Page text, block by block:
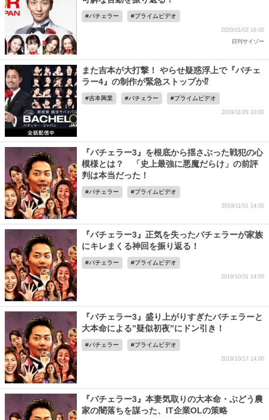
バチェラー プライムビデオ
2020/01/03 16:00
日刊サイゾー
また吉本が大打撃！ やらせ疑惑浮上で『バチェ
ラー4』の制作が緊急ストップか⁉
吉本興業 バチェラー プライムビデオ
2019/11/29 10:00
『バチェラー3』を根底から揺さぶった戦犯の心
模様とは？ 「史上最強に悪魔だらけ」の前評
判は本当だった！
バチェラー プライムビデオ
2019/11/01 14:00
『バチェラー3』正気を失ったバチェラーが家族
にキレまくる神回を振り返る！
バチェラー プライムビデオ
2019/10/31 14:00
『バチェラー3』盛り上がりすぎたバチェラーと
大本命による”疑似初夜”にドン引き！
バチェラー プライムビデオ
2019/10/17 14:00
『バチェラー3』本妻気取りの大本命・ぶどう農
家の闇落ちを謀った、IT企業OLの策略